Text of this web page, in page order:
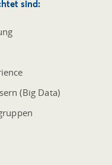
sind:
(Big Data)